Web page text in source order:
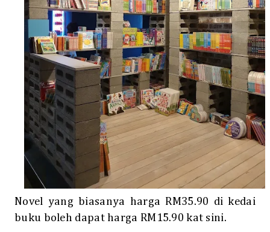
Novel yang biasanya harga RM35.90 di kedai
buku boleh dapat harga RM15.90 kat sini.